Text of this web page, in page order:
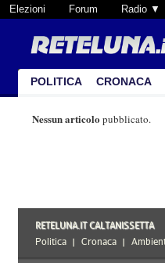
Elezioni Forum Radio ▼
POLITICA CRONACA
Nessun articolo pubblicato.